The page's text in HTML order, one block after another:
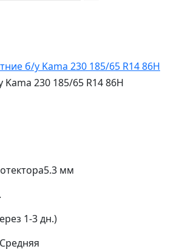
230 185/65 R14 86H
5.3 мм
1-3 дн.)
Средняя